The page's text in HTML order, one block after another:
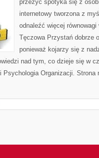
przeżyć spotyka się z
internetowy tworzona z
odnaleźć więcej
Tęczowa Przystań dobrze
ponieważ kojarzy się z
nad tym, co dzieje się w
Organizacji. Strona